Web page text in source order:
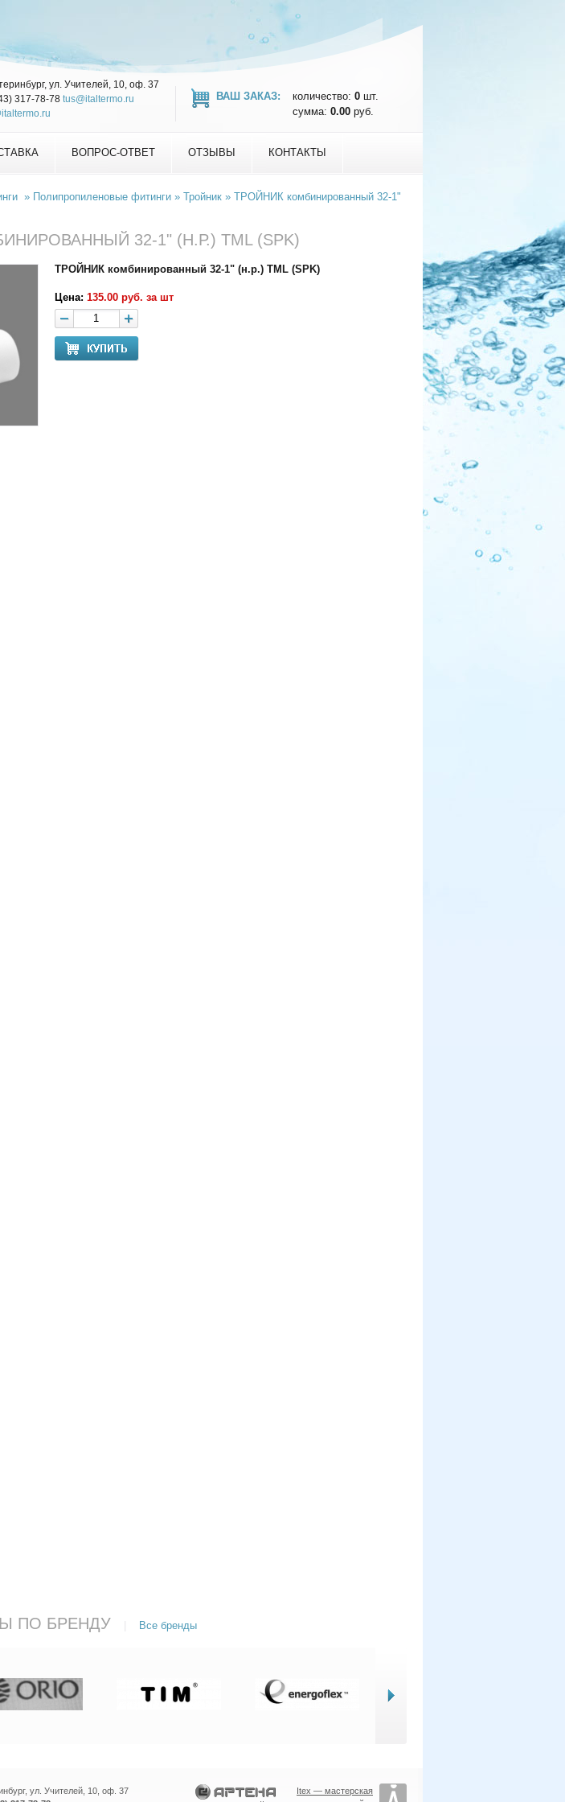
ВОПРОС-ОТВЕТ ОТЗЫВЫ КОНТАКТЫ
ул. Учителей, 10, оф. 37
317-78-78 tus@italtermo.ru
ВАШ ЗАКАЗ: количество: 0 шт.
сумма: 0.00 руб.
» Полипропиленовые фитинги » Тройник » ТРОЙНИК комбинированный 32-1"
32-1" (Н.Р.) TML (SPK)
ТРОЙНИК комбинированный 32-1" (н.р.) TML (SPK)
Цена: 135.00 руб. за шт
ПО БРЕНДУ Все бренды
ул. Учителей, 10, оф. 37
Itex — мастерская